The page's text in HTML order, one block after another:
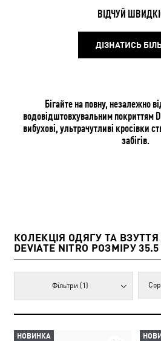
ВІДЧУЙ
ДІЗНАТИСЬ
Бігайте на повну, незалежно
водовідштовхувальним покриттям
вибухові, ультрачутливі кросівки
забігів.
КОЛЕКЦІЯ ОДЯГУ ТА ВЗУТТЯ
DEVIATE NITRO РОЗМІРУ 35.5
Фільтри (1)
НОВИНКА